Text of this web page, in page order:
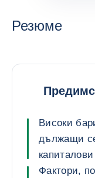
Резюме
Високи
дължащи
Фактори,